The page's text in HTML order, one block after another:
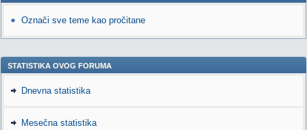
Označi sve teme kao pročitane
STATISTIKA OVOG FORUMA
Dnevna statistika
Mesečna statistika